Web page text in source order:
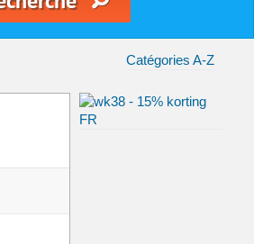
Catégories A-Z